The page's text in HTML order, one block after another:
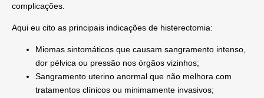
complicações.
Aqui eu cito as principais indicações de histerectomia:
Miomas sintomáticos que causam sangramento intenso,
dor pélvica ou pressão nos órgãos vizinhos;
Sangramento uterino anormal que não melhora com
tratamentos clínicos ou minimamente invasivos;